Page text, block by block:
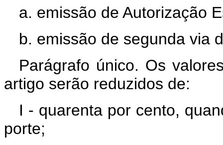
a. emissão de Autorização
b. emissão de segunda via
Parágrafo único. Os
artigo serão reduzidos de:
I - quarenta por cento,
porte;